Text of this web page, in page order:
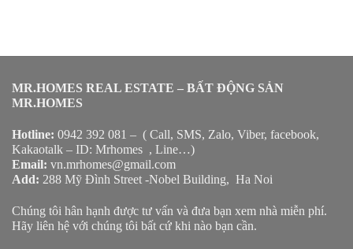
MR.HOMES REAL ESTATE – BẤT ĐỘNG SẢN
MR.HOMES
Hotline: 0942 392 081 – ( Call, SMS, Zalo, Viber, facebook,
Kakaotalk – ID: Mrhomes , Line…)
Email: vn.mrhomes@gmail.com
Add: 288 Mỹ Đình Street -Nobel Building, Ha Noi
Chúng tôi hân hạnh được tư vấn và đưa bạn xem nhà miễn phí.
Hãy liên hệ với chúng tôi bất cứ khi nào bạn cần.